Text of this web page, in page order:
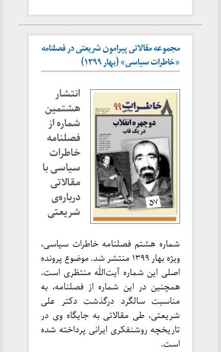
مجموعه مقالاتی پیرامون شریعتی در فصلنامه
«خاطرات سیاسی» (بهار ۱۳۹۹)
انتشار
هشتمین
شماره از
فصلنامه
خاطرات
سیاسی با
مقالاتی
درباره‌ی
شریعتی
شماره هشتم فصلنامه خاطرات سیاسی،
ویژه بهار ۱۳۹۹ منتشر شد. موضوع پرونده
اصلی این شماره آیت‌الله منتظری است.
همچنین در این شماره از فصلنامه، به
مناسبت سالگرد درگذشت دکتر علی
شریعتی، طی مقالاتی به جایگاه وی در
تاریخچه روشنفکری ایرانی پرداخته شده
است.